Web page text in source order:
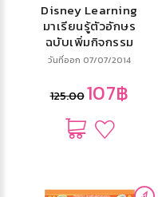
Disney Learning
มาเรียนรู้ตัวอักษร
ฉบับเพิ่มกิจกรรม
เพื่อเสริมสร้างทักษะ
Letters: More
Activities for Skill
Buildin
วันที่ออก 07/07/2014
125.00107฿